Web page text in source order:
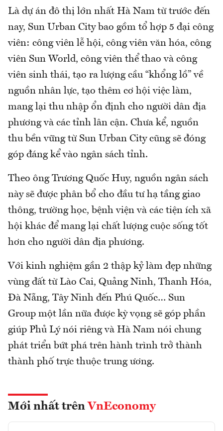
Là dự án đô thị lớn nhất Hà Nam từ trước đến
nay, Sun Urban City bao gồm tổ hợp 5 đại công
viên: công viên lễ hội, công viên văn hóa, công
viên Sun World, công viên thể thao và công
viên sinh thái, tạo ra lượng cầu “khổng lồ” về
nguồn nhân lực, tạo thêm cơ hội việc làm,
mang lại thu nhập ổn định cho người dân địa
phương và các tỉnh lân cận. Chưa kể, nguồn
thu bền vững từ Sun Urban City cũng sẽ đóng
góp đáng kể vào ngân sách tỉnh.
Theo ông Trương Quốc Huy, nguồn ngân sách
này sẽ được phân bổ cho đầu tư hạ tầng giao
thông, trường học, bệnh viện và các tiện ích xã
hội khác để mang lại chất lượng cuộc sống tốt
hơn cho người dân địa phương.
Với kinh nghiệm gần 2 thập kỷ làm đẹp những
vùng đất từ Lào Cai, Quảng Ninh, Thanh Hóa,
Đà Nẵng, Tây Ninh đến Phú Quốc… Sun
Group một lần nữa được kỳ vọng sẽ góp phần
giúp Phủ Lý nói riêng và Hà Nam nói chung
phát triển bứt phá trên hành trình trở thành
thành phố trực thuộc trung ương.
Mới nhất trên VnEconomy